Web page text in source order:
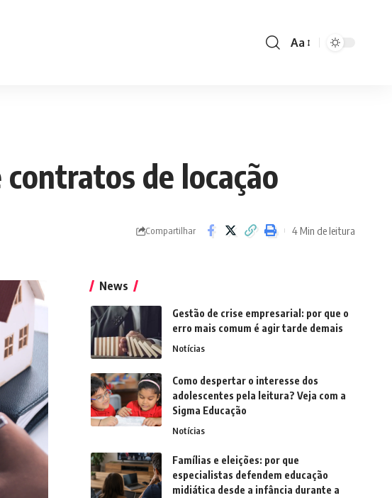
Font
Aa
de locação
Compartilhar 4 Min de leitura
News
Gestão de crise empresarial: por que o
erro mais comum é agir tarde demais
Notícias
Como despertar o interesse dos
adolescentes pela leitura? Veja com a
Sigma Educação
Notícias
Famílias e eleições: por que
especialistas defendem educação
midiática desde a infância durante a